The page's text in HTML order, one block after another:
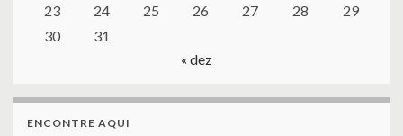
23
24 25 26 27 28
29
30
31
« dez
ENCONTRE AQUI